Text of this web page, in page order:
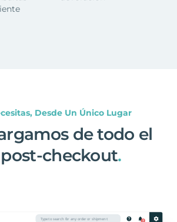
Desde Un Único Lugar
de todo el
checkout.